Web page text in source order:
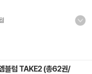
블럼 TAKE2 (총62권/